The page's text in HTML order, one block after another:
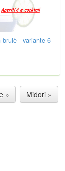
brulè - variante 6
» Midori »